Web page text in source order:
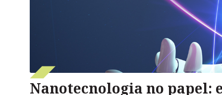
Nanotecnologia no papel: